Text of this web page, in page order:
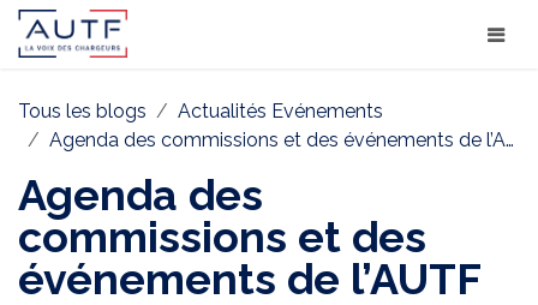
Tous les blogs
Actualités Evénements
Agenda des commissions et des événements de l’AUTF
Agenda des
commissions et des
événements de l’AUTF